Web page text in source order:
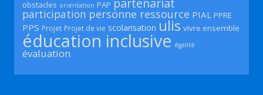
obstacles orientation PAP partenariat
participation personne ressource PIAL PPRE
PPS Projet Projet de vie scolarisation ulis vivre ensemble
éducation inclusive égalité
évaluation